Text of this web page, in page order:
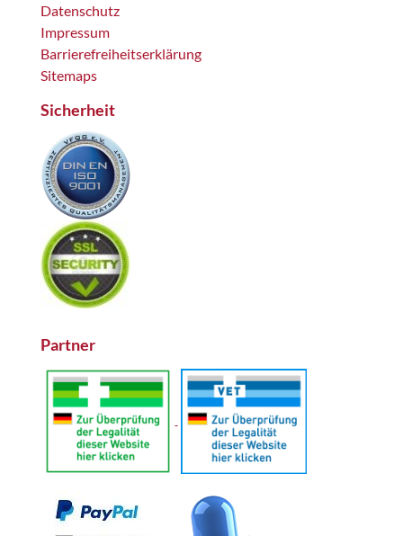
Datenschutz
Impressum
Barrierefreiheitserklärung
Sitemaps
Sicherheit
Partner